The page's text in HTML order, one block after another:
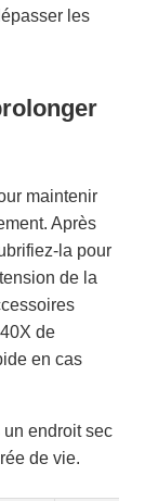
les
maintenir
Après
la pour
de la
de
en cas
endroit sec
de vie.